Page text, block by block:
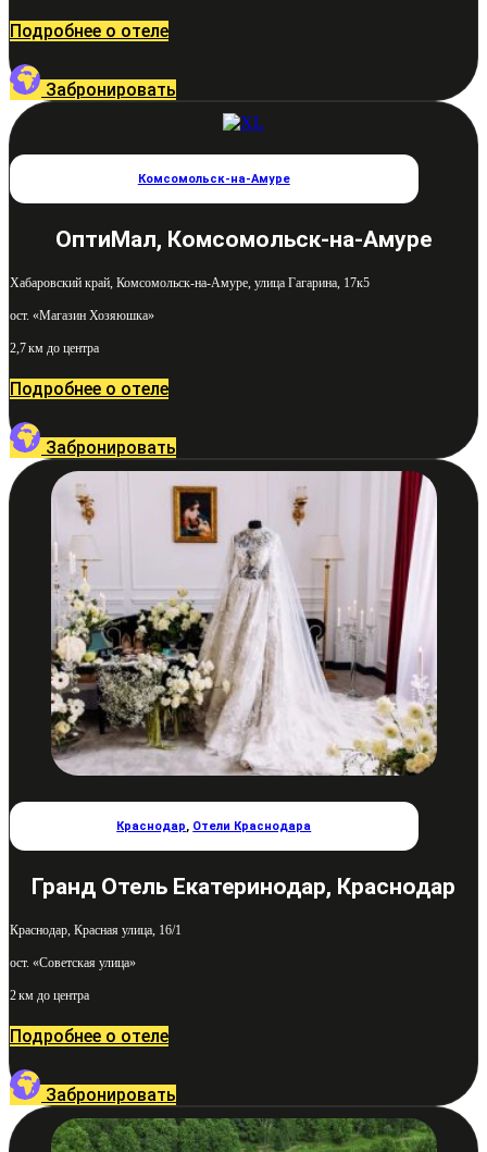
Подробнее о отеле
Забронировать
Комсомольск-на-Амуре
ОптиМал, Комсомольск-на-Амуре
Хабаровский край, Комсомольск-на-Амуре, улица Гагарина, 17к5
ост. «Магазин Хозяюшка»
2,7 км до центра
Подробнее о отеле
Забронировать
Краснодар, Отели Краснодара
Гранд Отель Екатеринодар, Краснодар
Краснодар, Красная улица, 16/1
ост. «Советская улица»
2 км до центра
Подробнее о отеле
Забронировать